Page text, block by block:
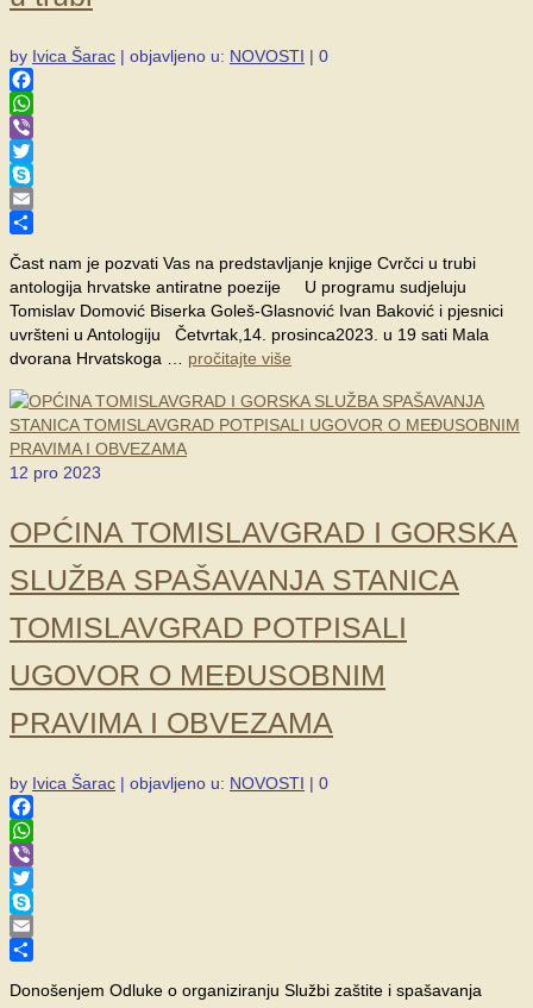
by Ivica Šarac | objavljeno u: NOVOSTI | 0
Facebook
WhatsApp
Viber
Twitter
Skype
Email
Čast nam je pozvati Vas na predstavljanje knjige Cvrčci u trubi
antologija hrvatske antiratne poezije U programu sudjeluju
Tomislav Domović Biserka Goleš-Glasnović Ivan Baković i pjesnici
uvršteni u Antologiju Četvrtak,14. prosinca2023. u 19 sati Mala
dvorana Hrvatskoga … pročitajte više
12 pro 2023
OPĆINA TOMISLAVGRAD I GORSKA
SLUŽBA SPAŠAVANJA STANICA
TOMISLAVGRAD POTPISALI
UGOVOR O MEĐUSOBNIM
PRAVIMA I OBVEZAMA
by Ivica Šarac | objavljeno u: NOVOSTI | 0
Facebook
WhatsApp
Viber
Twitter
Skype
Email
Donošenjem Odluke o organiziranju Službi zaštite i spašavanja